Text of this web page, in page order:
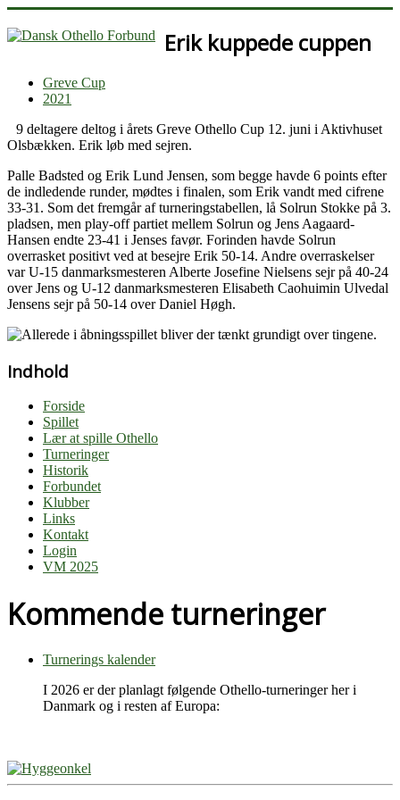
Erik kuppede cuppen
Greve Cup
2021
9 deltagere deltog i årets Greve Othello Cup 12. juni i Aktivhuset
Olsbækken. Erik løb med sejren.
Palle Badsted og Erik Lund Jensen, som begge havde 6 points efter
de indledende runder, mødtes i finalen, som Erik vandt med cifrene
33-31. Som det fremgår af turneringstabellen, lå Solrun Stokke på 3.
pladsen, men play-off partiet mellem Solrun og Jens Aagaard-
Hansen endte 23-41 i Jenses favør. Forinden havde Solrun
overrasket positivt ved at besejre Erik 50-14. Andre overraskelser
var U-15 danmarksmesteren Alberte Josefine Nielsens sejr på 40-24
over Jens og U-12 danmarksmesteren Elisabeth Caohuimin Ulvedal
Jensens sejr på 50-14 over Daniel Høgh.
Indhold
Forside
Spillet
Lær at spille Othello
Turneringer
Historik
Forbundet
Klubber
Links
Kontakt
Login
VM 2025
Kommende turneringer
Turnerings kalender
I 2026 er der planlagt følgende Othello-turneringer her i
Danmark og i resten af Europa: